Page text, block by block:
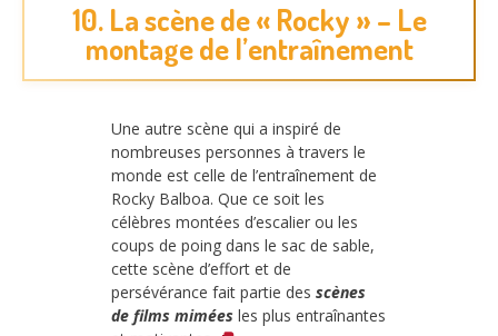
10. La scène de « Rocky » – Le
montage de l’entraînement
Une autre scène qui a inspiré de
nombreuses personnes à travers le
monde est celle de l’entraînement de
Rocky Balboa. Que ce soit les
célèbres montées d’escalier ou les
coups de poing dans le sac de sable,
cette scène d’effort et de
persévérance fait partie des scènes
de films mimées les plus entraînantes